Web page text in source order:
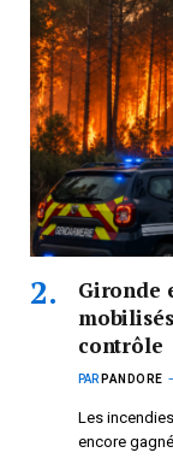
Gironde
contrôle
PAR PANDORE
Les
encore